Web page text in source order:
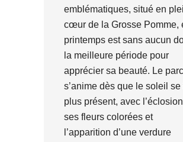
emblématiques, situé en
cœur de la Grosse Pomme,
printemps est sans aucun
la meilleure période pour
apprécier sa beauté. Le parc
s’anime dès que le soleil se
plus présent, avec
ses fleurs colorées et
l’apparition d’une verdure